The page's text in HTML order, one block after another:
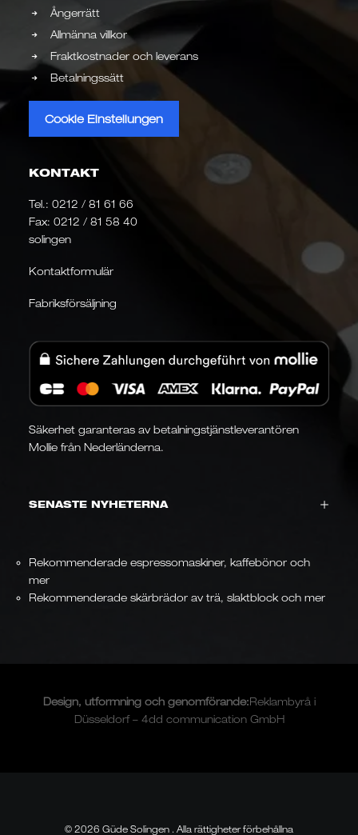
Ångerrätt
Allmänna villkor
Fraktkostnader och leverans
Betalningssätt
Cookie Einstellungen
KONTAKT
Tel.: 0212 / 81 61 66
Fax: 0212 / 81 58 40
solingen
Kontaktformulär
Fabriksförsäljning
Säkerhet garanteras av betalningstjänstleverantören
Mollie från Nederländerna.
SENASTE NYHETERNA
Rekommenderade espressomaskiner, kaffebönor och
mer
Rekommenderade skärbrädor av trä, slaktblock och mer
Design, utformning och genomförande:Reklambyrå i
Düsseldorf – 4dd communication GmbH
© 2026 Güde Solingen . Alla rättigheter förbehållna